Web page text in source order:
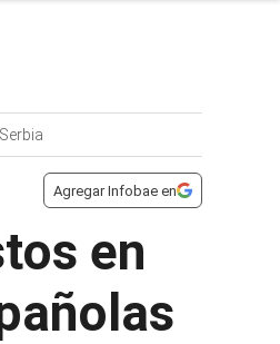
Serbia
Agregar Infobae en
en